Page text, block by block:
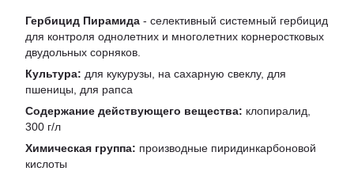
Гербицид Пирамида - селективный системный гербицид
для контроля однолетних и многолетних корнеростковых
двудольных сорняков.
Культура: для кукурузы, на сахарную свеклу, для
пшеницы, для рапса
Содержание действующего вещества: клопиралид,
300 г/л
Химическая группа: производные пиридинкарбоновой
кислоты